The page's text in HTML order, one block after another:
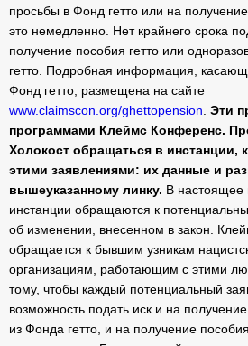
просьбы в Фонд гетто или на
это немедленно. Нет крайнего срока
получение пособия гетто или
гетто. Подробная информация,
Фонд гетто, размещена на сайте
www.claimscon.org/ghettopension Эти
программами Клеймс Конференс.
Холокост обращаться в инстанции,
этими заявлениями: их данные и
вышеуказанному линку. В настоящее
инстанции обращаются к
об изменении, внесенном в закон.
обращается к бывшим узникам
организациям, работающим с этими
тому, чтобы каждый потенциальный
возможность подать иск и на
из Фонда гетто, и на получение